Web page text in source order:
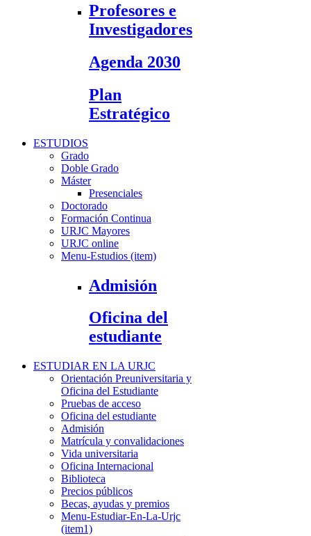
Profesores e
Investigadores
Agenda 2030
Plan
Estratégico
ESTUDIOS
Grado
Doble Grado
Máster
Presenciales
Doctorado
Formación Continua
URJC Mayores
URJC online
Menu-Estudios (item)
Admisión
Oficina del
estudiante
ESTUDIAR EN LA URJC
Orientación Preuniversitaria y
Oficina del Estudiante
Pruebas de acceso
Oficina del estudiante
Admisión
Matrícula y convalidaciones
Vida universitaria
Oficina Internacional
Biblioteca
Precios públicos
Becas, ayudas y premios
Menu-Estudiar-En-La-Urjc
(item1)